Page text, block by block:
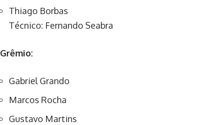
Thiago Borbas
Técnico: Fernando Seabra
Grêmio:
Gabriel Grando
Marcos Rocha
Gustavo Martins